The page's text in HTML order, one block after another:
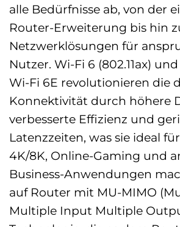
alle Bedürfnisse ab, von der
Router-Erweiterung bis hin
Netzwerklösungen für
Nutzer. Wi-Fi 6 (802.11ax)
Wi-Fi 6E revolutionieren die
Konnektivität durch höhere
verbesserte Effizienz und
Latenzzeiten, was sie ideal
4K/8K, Online-Gaming und
Business-Anwendungen
auf Router mit MU-MIMO
Multiple Input Multiple